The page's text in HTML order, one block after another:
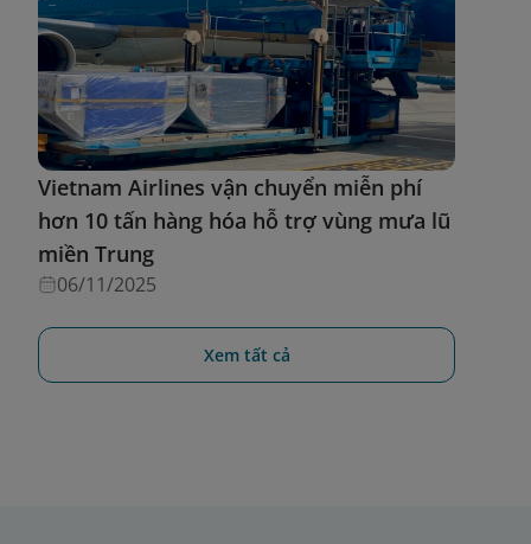
Vietnam Airlines vận chuyển miễn phí
hơn 10 tấn hàng hóa hỗ trợ vùng mưa lũ
miền Trung
06/11/2025
Xem tất cả